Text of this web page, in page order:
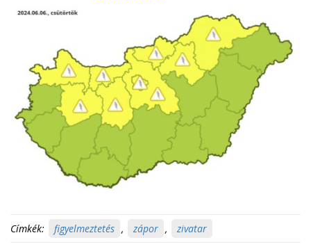
Címkék: figyelmeztetés , zápor , zivatar